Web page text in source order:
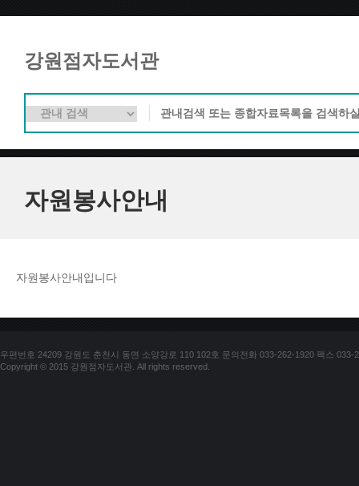
강원점자도서관
자원봉사안내
자원봉사안내입니다
우편번호 24209 강원도 춘천시 동면 소양강로 110 102호 문의전화 033-262-1920 팩스 033-
Copyright © 2015 강원점자도서관. All rights reserved.